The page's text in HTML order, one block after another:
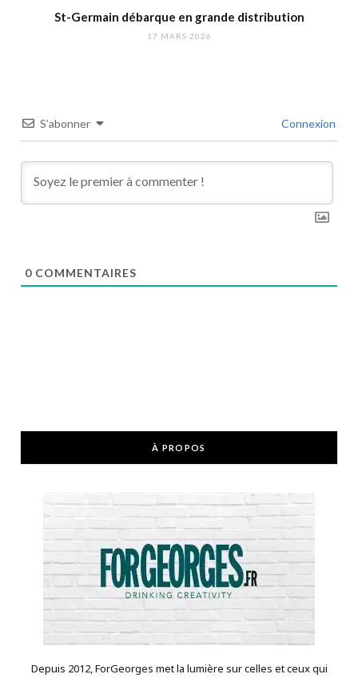
St-Germain débarque en grande distribution
17 MARS 2026
S’abonner Connexion
0 COMMENTAIRES
À PROPOS
Depuis 2012, ForGeorges met la lumière sur celles et ceux qui